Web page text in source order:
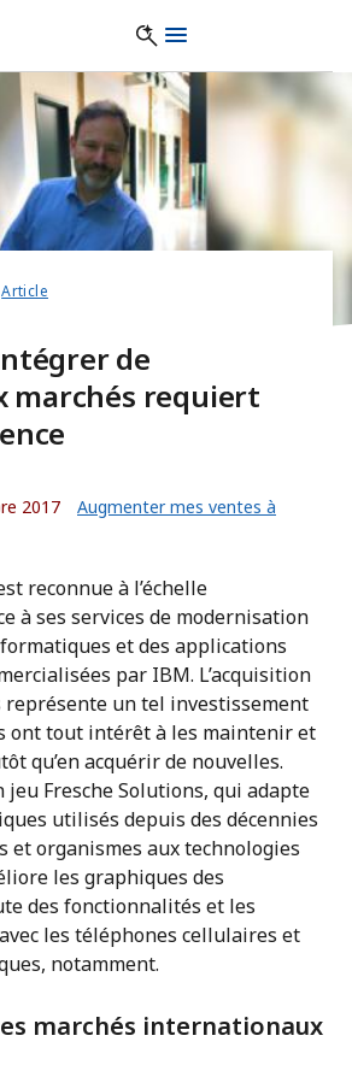
Article
de
marchés requiert
2017
Augmenter mes ventes à
reconnue à l’échelle
à ses services de modernisation
et des applications
par IBM. L’acquisition
représente un tel investissement
ont tout intérêt à les maintenir et
qu’en acquérir de nouvelles.
jeu Fresche Solutions, qui adapte
utilisés depuis des décennies
et organismes aux technologies
les graphiques des
des fonctionnalités et les
les téléphones cellulaires et
notamment.
marchés internationaux